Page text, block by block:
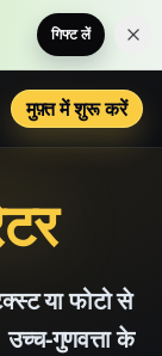
गिफ्ट लें इस
मुफ़्त में शुरू करें
या फोटो से
गुणवत्ता के